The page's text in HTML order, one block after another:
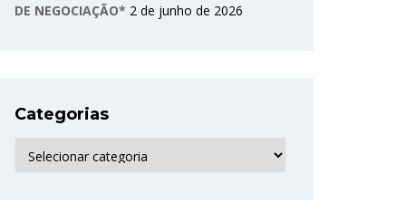
DE NEGOCIAÇÃO* 2 de junho de 2026
Categorias
Categorias